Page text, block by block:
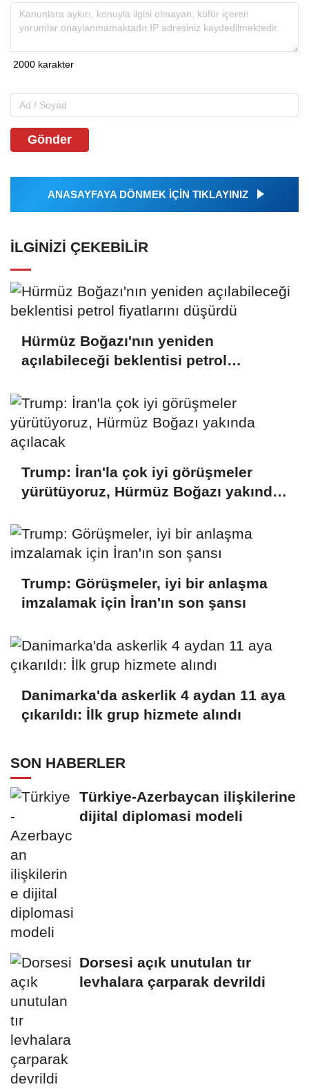
Gönder
ANASAYFAYA DÖNMEK İÇİN TIKLAYINIZ
İLGINIZI ÇEKEBILIR
Hürmüz Boğazı'nın yeniden
açılabileceği beklentisi petrol
Trump: İran'la çok iyi görüşmeler
yürütüyoruz, Hürmüz Boğazı yakında
Trump: Görüşmeler, iyi bir anlaşma
imzalamak için İran'ın son şansı
Danimarka'da askerlik 4 aydan 11 aya
çıkarıldı: İlk grup hizmete alındı
SON HABERLER
Türkiye-Azerbaycan ilişkilerine
dijital diplomasi modeli
Dorsesi açık unutulan tır
levhalara çarparak devrildi